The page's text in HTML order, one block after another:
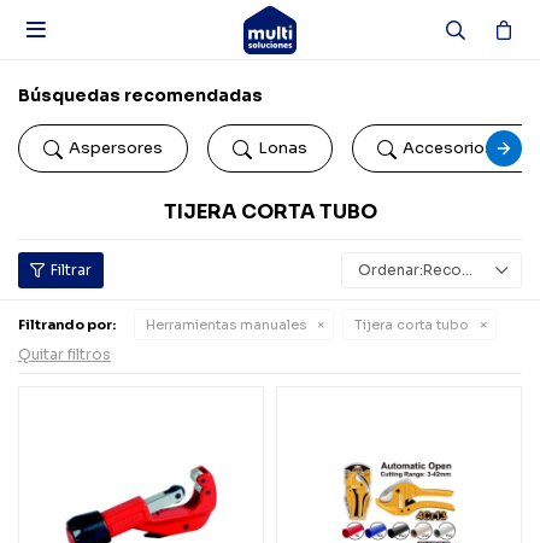

Búsquedas recomendadas
Aspersores Lonas Accesorios de
TIJERA CORTA TUBO
Recomendados
Filtrando por: Herramientas manuales Tijera corta tubo
Quitar filtros